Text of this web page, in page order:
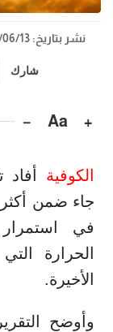
نشر بتاريخ: 2026/06/13
شارك
+
Aa
−
الكوفية
جاء ضمن
في
الحرارة
الأخيرة.
وأوضح